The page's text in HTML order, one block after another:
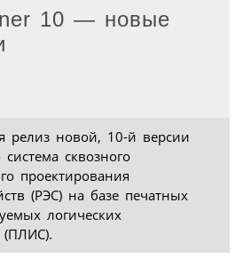
10 — новые
релиз новой, 10-й версии
сквозного
проектирования
(РЭС) на базе печатных
логических
(ПЛИС).